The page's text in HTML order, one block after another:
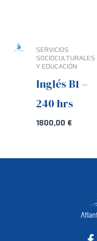
SERVICIOS
SOCIOCULTURALES
Y EDUCACIÓN
Inglés B1 –
240 hrs
1800,00 €